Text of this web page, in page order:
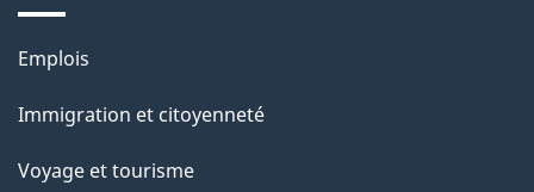
c
e
t
e
Thèmes
sujets
Emplois
Immigration et citoyenneté
Voyage et tourisme